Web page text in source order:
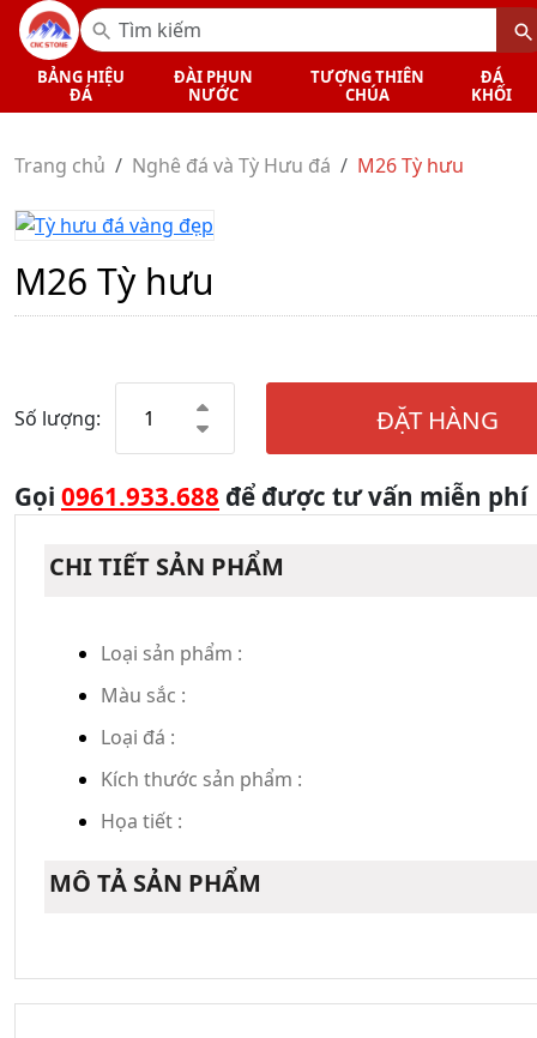
BẢNG HIỆU
ĐÁ
ĐÀI PHUN
NƯỚC
TƯỢNG THIÊN
CHÚA
ĐÁ
KHỐI
Trang chủ Nghê đá và Tỳ Hưu đá M26 Tỳ hưu
M26 Tỳ hưu
Số lượng: ĐẶT HÀNG
Gọi 0961.933.688 để được tư vấn miễn phí
CHI TIẾT SẢN PHẨM
Loại sản phẩm :
Màu sắc :
Loại đá :
Kích thước sản phẩm :
Họa tiết :
MÔ TẢ SẢN PHẨM